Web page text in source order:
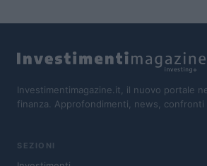
Investimentimagazine.it, il nuovo portale
finanza. Approfondimenti, news, confronti
SEZIONI